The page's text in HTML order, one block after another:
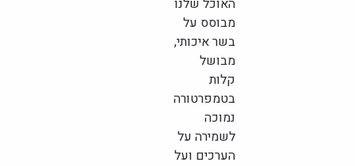
האוכל שלנו
מבוסס על
בשר איכותי,
מבושל
קלות
בטמפרטורה
נמוכה
לשמירה על
הערכים ועל